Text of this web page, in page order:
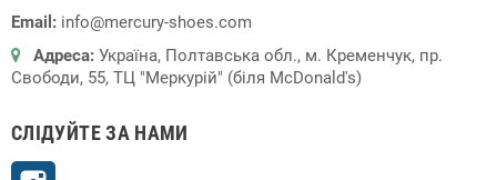
Email: info@mercury-shoes.com
Адреса: Україна, Полтавська обл., м. Кременчук, пр.
Свободи, 55, ТЦ "Меркурій" (біля McDonald's)
СЛІДУЙТЕ ЗА НАМИ